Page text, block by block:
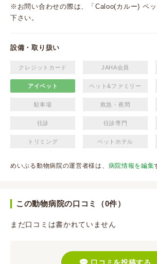
※お問い合わせの際は、「Caloo(カルー) ペッ
下さい。
設備・取り扱い
クレジットカード JAHA会員
アイペット ペット&ファミリー
駐車場 救急・夜間
往診 往診専門
トリミング ペットホテル
めいぷる動物病院の運営者様は、 病院情報を編集
この動物病院の口コミ（0件）
まだ口コミは書かれていません